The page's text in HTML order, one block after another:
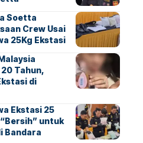
Soetta
Crew Usai
25Kg Ekstasi
Tahun,
di
Ekstasi 25
untuk
Bandara